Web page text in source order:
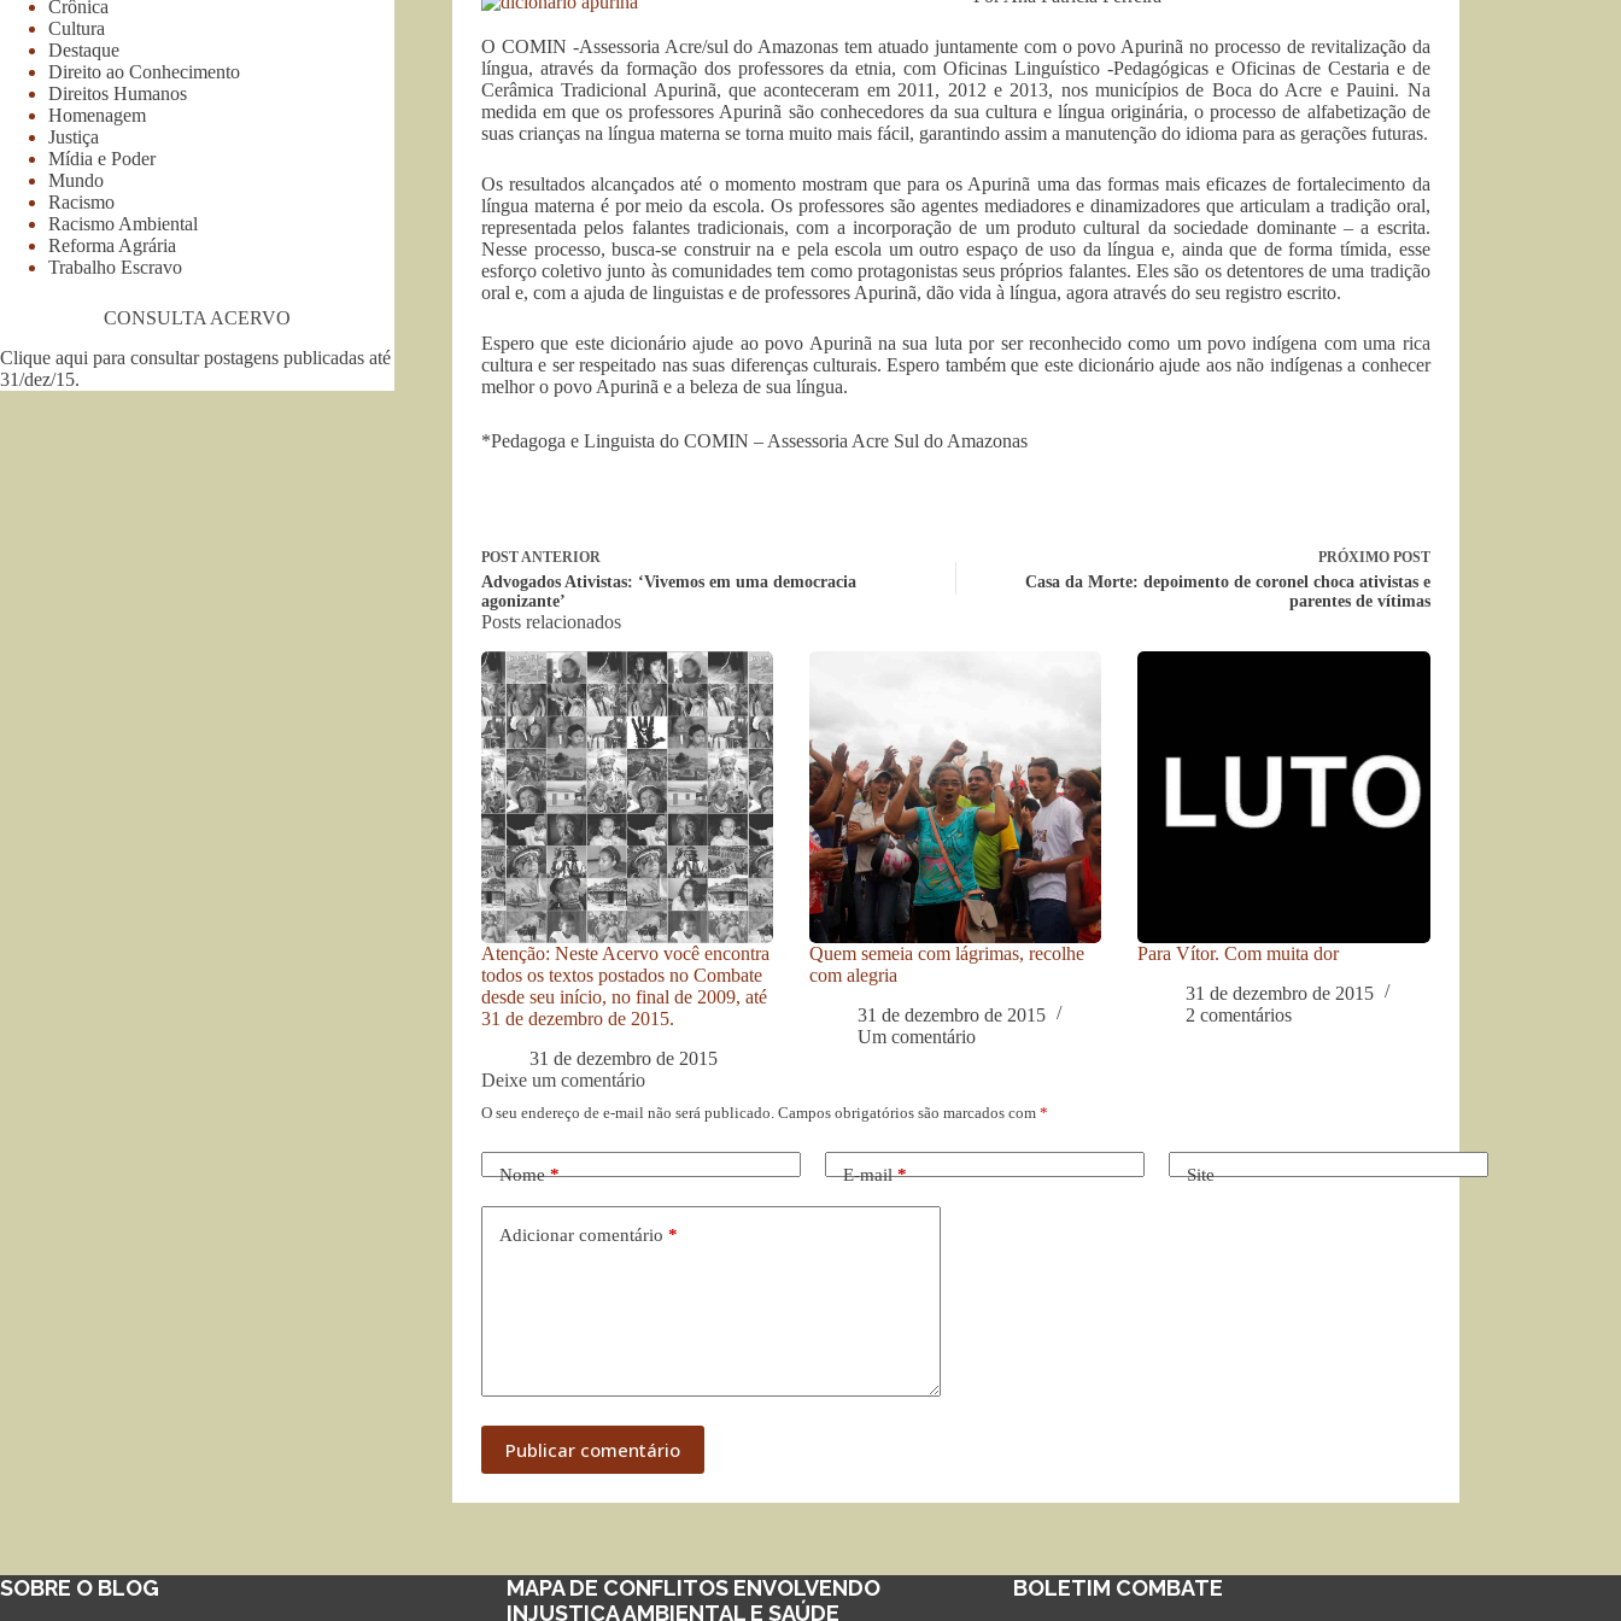
O COMIN -Assessoria Acre/sul do Amazonas tem atuado juntamente com o povo Apurinã no processo de revitalização da
língua, através da formação dos professores da etnia, com Oficinas Linguístico -Pedagógicas e Oficinas de Cestaria e de
Cerâmica Tradicional Apurinã, que aconteceram em 2011, 2012 e 2013, nos municípios de Boca do Acre e Pauini. Na
medida em que os professores Apurinã são conhecedores da sua cultura e língua originária, o processo de alfabetização de
suas crianças na língua materna se torna muito mais fácil, garantindo assim a manutenção do idioma para as gerações futuras.
Os resultados alcançados até o momento mostram que para os Apurinã uma das formas mais eficazes de fortalecimento da
língua materna é por meio da escola. Os professores são agentes mediadores e dinamizadores que articulam a tradição oral,
representada pelos falantes tradicionais, com a incorporação de um produto cultural da sociedade dominante – a escrita.
Nesse processo, busca-se construir na e pela escola um outro espaço de uso da língua e, ainda que de forma tímida, esse
esforço coletivo junto às comunidades tem como protagonistas seus próprios falantes. Eles são os detentores de uma tradição
oral e, com a ajuda de linguistas e de professores Apurinã, dão vida à língua, agora através do seu registro escrito.
Espero que este dicionário ajude ao povo Apurinã na sua luta por ser reconhecido como um povo indígena com uma rica
cultura e ser respeitado nas suas diferenças culturais. Espero também que este dicionário ajude aos não indígenas a conhecer
melhor o povo Apurinã e a beleza de sua língua.
*Pedagoga e Linguista do COMIN – Assessoria Acre Sul do Amazonas
POSTANTERIOR
Advogados Ativistas: ‘Vivemos em uma democracia
agonizante’
PRÓXIMO POST
Casa da Morte: depoimento de coronel choca ativistas e
parentes de vítimas
Posts relacionados
Atenção: Neste Acervo você encontra
todos os textos postados no Combate
desde seu início, no final de 2009, até
31 de dezembro de 2015.
31 de dezembro de 2015
Quem semeia com lágrimas, recolhe
com alegria
31 de dezembro de 2015
Um comentário
Para Vítor. Com muita dor
31 de dezembro de 2015
2 comentários
Deixe um comentário
O seu endereço de e-mail não será publicado. Campos obrigatórios são marcados com *
Nome* E-mail* Site
Adicionar comentário *
Publicar comentário
Crônica
Cultura
Destaque
Direito ao Conhecimento
Direitos Humanos
Homenagem
Justiça
Mídia e Poder
Mundo
Racismo
Racismo Ambiental
Reforma Agrária
Trabalho Escravo
CONSULTA ACERVO
Clique aqui para consultar postagens publicadas até
31/dez/15.
SOBRE O BLOG
MAPA DE CONFLITOS ENVOLVENDO
INJUSTIÇA AMBIENTAL E SAÚDE
BOLETIM COMBATE